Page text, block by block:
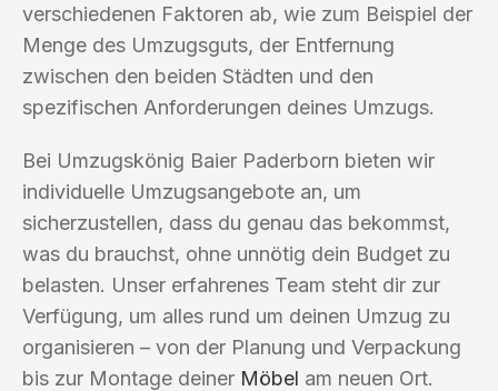
verschiedenen Faktoren ab, wie zum Beispiel der
Menge des Umzugsguts, der Entfernung
zwischen den beiden Städten und den
spezifischen Anforderungen deines Umzugs.
Bei Umzugskönig Baier Paderborn bieten wir
individuelle Umzugsangebote an, um
sicherzustellen, dass du genau das bekommst,
was du brauchst, ohne unnötig dein Budget zu
belasten. Unser erfahrenes Team steht dir zur
Verfügung, um alles rund um deinen Umzug zu
organisieren – von der Planung und Verpackung
bis zur Montage deiner Möbel am neuen Ort.